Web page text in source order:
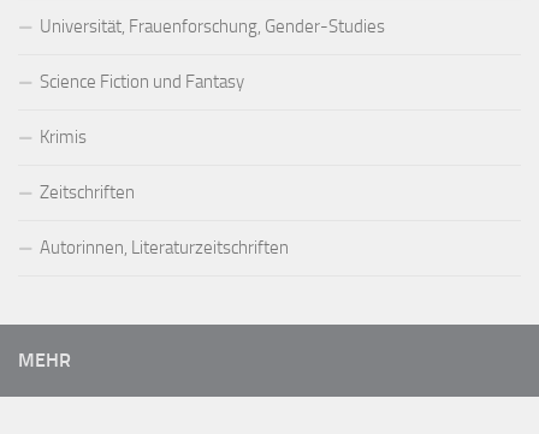
Universität, Frauenforschung, Gender-Studies
Science Fiction und Fantasy
Krimis
Zeitschriften
Autorinnen, Literaturzeitschriften
MEHR